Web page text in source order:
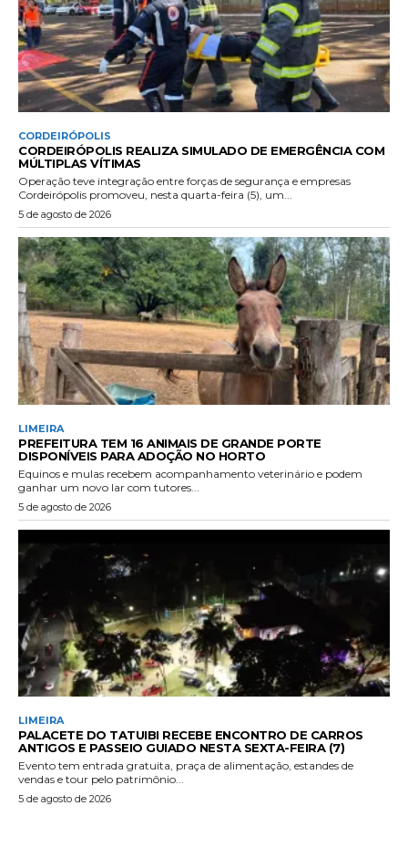
CORDEIRÓPOLIS
CORDEIRÓPOLIS REALIZA SIMULADO DE EMERGÊNCIA COM
MÚLTIPLAS VÍTIMAS
Operação teve integração entre forças de segurança e empresas
Cordeirópolis promoveu, nesta quarta-feira (5), um...
5 de agosto de 2026
LIMEIRA
PREFEITURA TEM 16 ANIMAIS DE GRANDE PORTE
DISPONÍVEIS PARA ADOÇÃO NO HORTO
Equinos e mulas recebem acompanhamento veterinário e podem
ganhar um novo lar com tutores...
5 de agosto de 2026
LIMEIRA
PALACETE DO TATUIBI RECEBE ENCONTRO DE CARROS
ANTIGOS E PASSEIO GUIADO NESTA SEXTA-FEIRA (7)
Evento tem entrada gratuita, praça de alimentação, estandes de
vendas e tour pelo patrimônio...
5 de agosto de 2026